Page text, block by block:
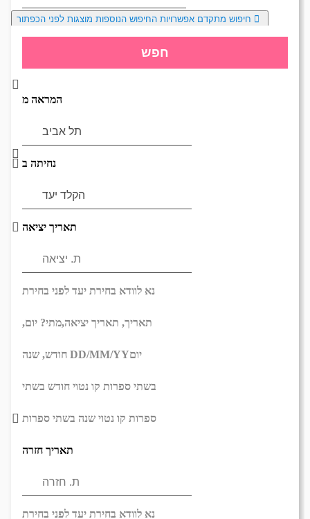
חודש, שנהDD/MM/YY יום
בשתי ספרות קו נטוי חודש בשתי
נא לוודא בחירת יעד לפני בחירת
תאריך,חפש
חיפוש מתקדם אפשרויות החיפוש הנוספות מוצגות לפני הכפתור
המראה מ
נחיתה ב
תאריך יציאה
נא לוודא בחירת יעד לפני בחירת
תאריך, תאריך יציאה,מתי? יום,
DD/MM/YYיום
בשתי ספרות קו נטוי חודש בשתי
ספרות קו נטוי שנה בשתי ספרות
תאריך חזרה
נא לוודא בחירת יעד לפני בחירת